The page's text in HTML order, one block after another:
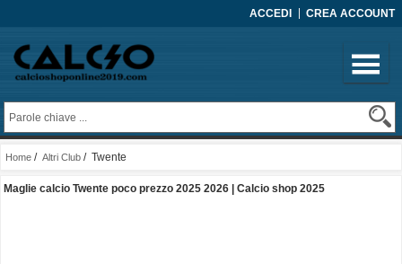
ACCEDI CREA ACCOUNT
Home / Altri Club / Twente
Maglie calcio Twente poco prezzo 2025 2026 | Calcio shop 2025